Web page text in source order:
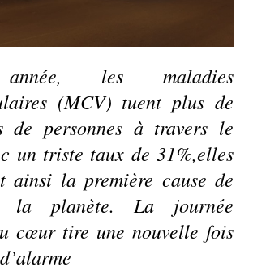
les maladies
(MCV) tuent plus de
de personnes à travers le
un triste taux de 31%,elles
ainsi la première cause de
la planète. La journée
cœur tire une nouvelle fois